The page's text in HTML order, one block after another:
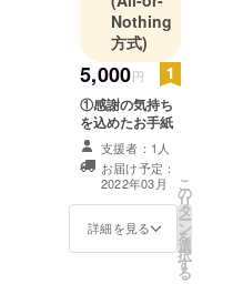
Nothing
方式)
5,000円
①感謝の気持ち
を込めたお手紙
支援者：1人
お届け予定：
2022年03月
詳細を見る
こ
の
リ
タ
ー
ン
を
選
択
す
る